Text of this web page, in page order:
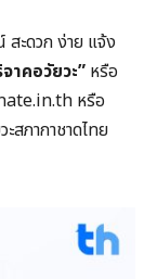
ะดวก ง่าย แจ้ง
าคอวัยวะ” หรือ
หรือ
สภากาชาดไทย